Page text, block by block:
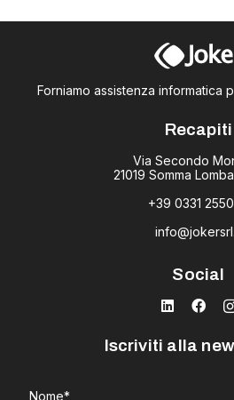
Forniamo assistenza informatica
Recapiti
Via Secondo
21019 Somma
+39 0331
Social
Iscriviti alla